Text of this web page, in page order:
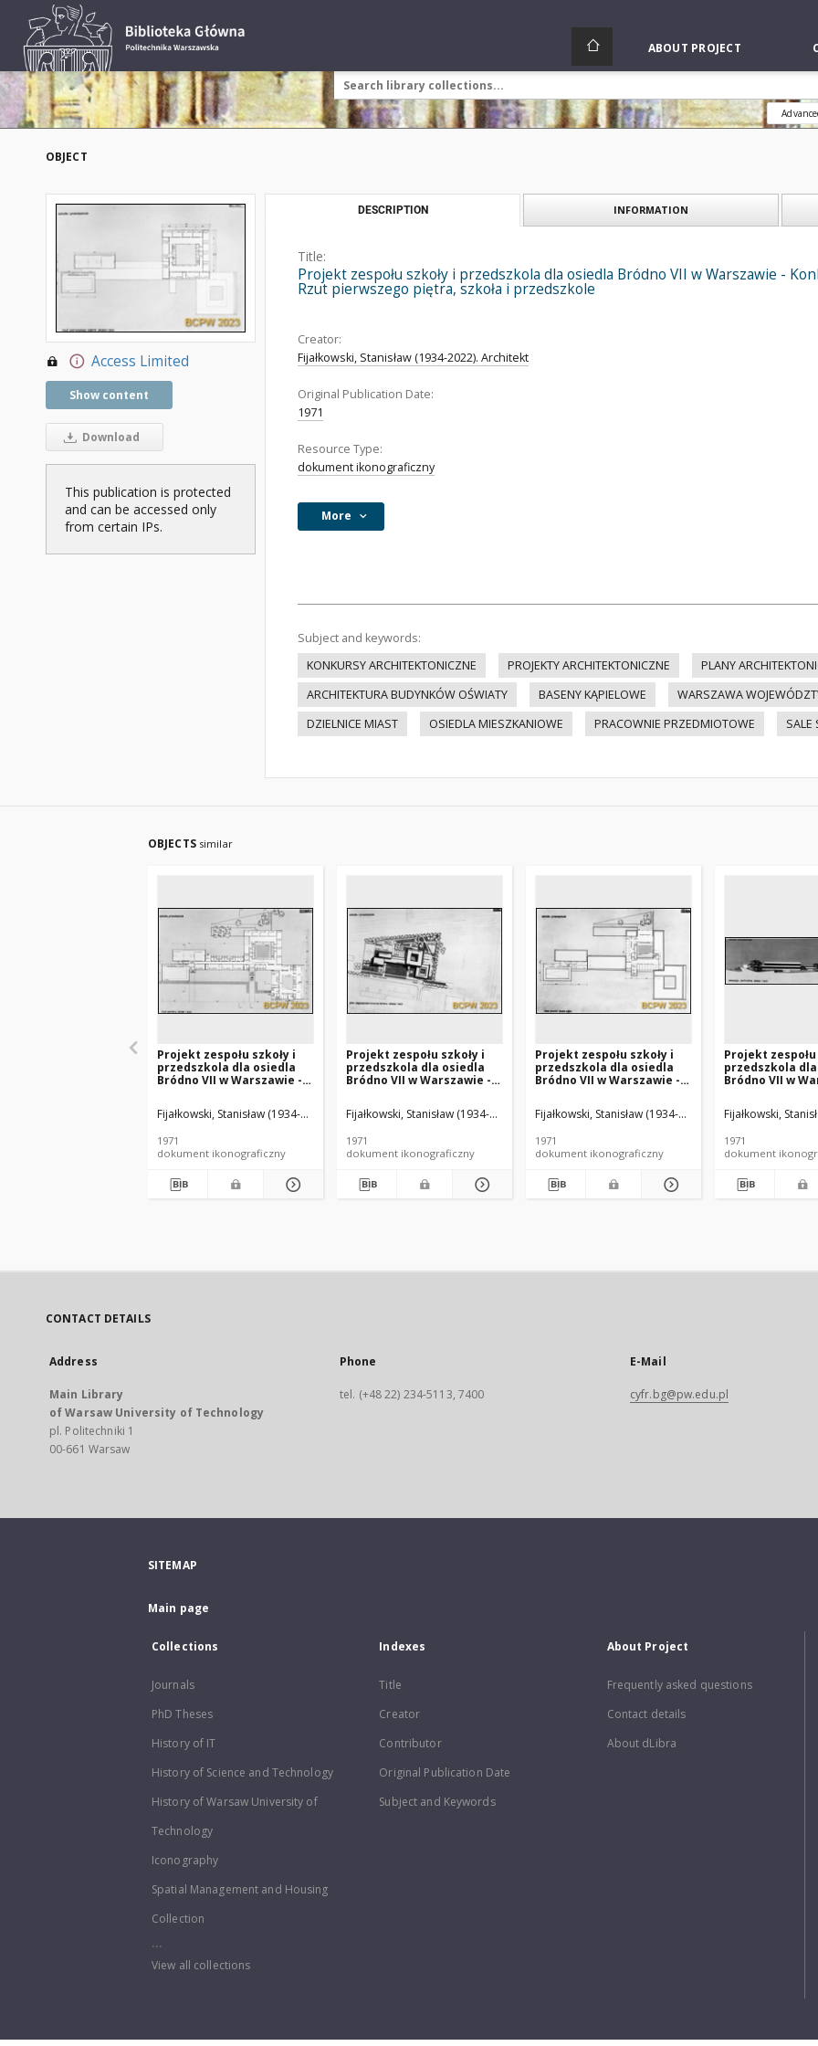
ABOUT PROJECT
OBJECT
Access Limited
Show content
Download
This publication is protected
and can be accessed only
from certain IPs.
DESCRIPTION INFORMATION
Title:
Projekt zespołu szkoły i przedszkola dla osiedla Bródno VII w Warszawie -
Rzut pierwszego piętra, szkoła i przedszkole
Creator:
Fijałkowski, Stanisław (1934-2022). Architekt
Original Publication Date:
1971
Resource Type:
dokument ikonograficzny
More
Subject and keywords:
KONKURSY ARCHITEKTONICZNE
PROJEKTY ARCHITEKTONICZNE PLANY
ARCHITEKTURA BUDYNKÓW OŚWIATY
BASENY KĄPIELOWE
WARSZAWA
DZIELNICE MIAST
OSIEDLA MIESZKANIOWE PRACOWNIE PRZEDMIOTOWE SALE
OBJECTS similar
Projekt zespołu szkoły i
przedszkola dla osiedla
Bródno VII w Warszawie -
praca nr 32, IV nagroda.
Zdj. 3, Rzut parteru, szkoła
Fijałkowski, Stanisław (1934-2022). Architekt Gorycki, Jerzy Ładysław (1923-2004). Architekt
1971
dokument ikonograficzny
Projekt zespołu szkoły i
przedszkola dla osiedla
Bródno VII w Warszawie -
praca nr 32, IV nagroda.
Zdj. 1, Plan
szkoła i przedszkole
Fijałkowski, Stanisław (1934-2022). Architekt Gorycki, Jerzy Ładysław (1923-2004). Architekt
1971
dokument ikonograficzny
Projekt zespołu szkoły i
przedszkola dla osiedla
Bródno VII w Warszawie -
praca nr 32, IV nagroda.
Zdj. 2, Rzut piwnic, szkoła i
Fijałkowski, Stanisław (1934-2022). Architekt Gorycki,
1971
dokument ikonograficzny
Projekt zespołu
przedszkola
Bródno VII w
praca nr 32, IV
Zdj. 7, Elewacja
Fijałkowski,
1971
dokument
CONTACT DETAILS
Address
Main Library
of Warsaw University of Technology
pl. Politechniki 1
00-661 Warsaw
Phone
tel. (+48 22) 234-5113, 7400
E-Mail
cyfr.bg@pw.edu.pl
SITEMAP
Main page
Collections
Journals
PhD Theses
History of IT
History of Science and Technology
History of Warsaw University of
Technology
Iconography
Spatial Management and Housing
Collection
...
View all collections
Indexes
Title
Creator
Contributor
Original Publication Date
Subject and Keywords
About Project
Frequently asked questions
Contact details
About dLibra